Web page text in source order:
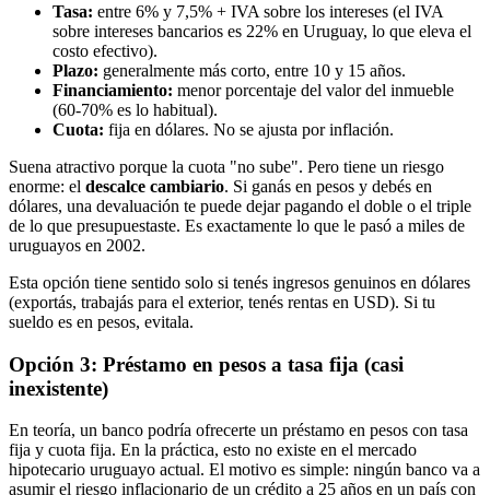
Tasa: entre 6% y 7,5% + IVA sobre los intereses (el IVA
sobre intereses bancarios es 22% en Uruguay, lo que eleva el
costo efectivo).
Plazo: generalmente más corto, entre 10 y 15 años.
Financiamiento: menor porcentaje del valor del inmueble
(60-70% es lo habitual).
Cuota: fija en dólares. No se ajusta por inflación.
Suena atractivo porque la cuota "no sube". Pero tiene un riesgo
enorme: el descalce cambiario. Si ganás en pesos y debés en
dólares, una devaluación te puede dejar pagando el doble o el triple
de lo que presupuestaste. Es exactamente lo que le pasó a miles de
uruguayos en 2002.
Esta opción tiene sentido solo si tenés ingresos genuinos en dólares
(exportás, trabajás para el exterior, tenés rentas en USD). Si tu
sueldo es en pesos, evitala.
Opción 3: Préstamo en pesos a tasa fija (casi
inexistente)
En teoría, un banco podría ofrecerte un préstamo en pesos con tasa
fija y cuota fija. En la práctica, esto no existe en el mercado
hipotecario uruguayo actual. El motivo es simple: ningún banco va a
asumir el riesgo inflacionario de un crédito a 25 años en un país con